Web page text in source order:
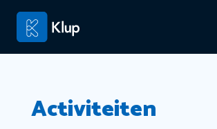
Activiteiten